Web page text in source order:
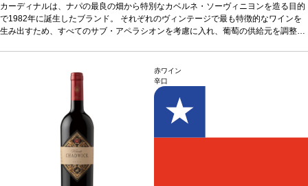
ます。2001年からワインメーカーを務めるクリストファー・カーペ ンターの芸 術
的な感性が、各ロットを融合させ、構成要素を感じさせながらも１つの完成された
ワインに仕上げます。 クリストファーの丹念なブレンディングは高く評価され、2
ルーベリーパイ、モカ、スレート、石墨、トーストしたバニラが見事に混ざり合
う、魅惑的な逸品。 葡萄品種 カベルネ・ソーヴィニヨン 88.9%、メルロー 11.1%
カーディナルは、ナパの最良の畑から特別なカベルネ・ソーヴィニヨンを造る目的
で1982年に誕生したブランド。 それぞれのヴィンテージで最も特徴的なワインを
生み出すため、すべてのサブ・アペラシオンを考慮に入れ、葡萄の供給元を調整し
ワインに仕上げます。 クリストファーの丹念なブレンディングは高く評価され、2
024年にはマスター・ワインメーカー・オブ・ザ・イヤーに選出されました。
2016年ヴィンテージは、ブラックベリー、ダークチェリー、ブ
ルーベリーパイ、モカ、スレート、石墨、トーストしたバニラが見事に混ざり合
う、魅惑的な逸品。
葡萄品種 カベルネ・ソーヴィニヨン 88.9%、メルロー 11.1%
赤ワイン
辛口